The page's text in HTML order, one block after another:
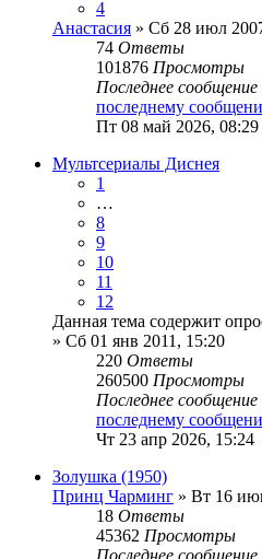
4
Анастасия » Сб 28 июл
74 Ответы
101876 Просмотры
Последнее сообщение
последнему
Пт 08 май 2026, 08:29
Мультсериалы Диснея
1
…
8
9
10
11
12
Данная тема содержит
» Сб 01 янв 2011, 15:20
220 Ответы
260500 Просмотры
Последнее сообщение
последнему
Чт 23 апр 2026, 15:24
Золушка (1950)
Принц Чарминг » Вт 16
18 Ответы
45362 Просмотры
Последнее сообщение